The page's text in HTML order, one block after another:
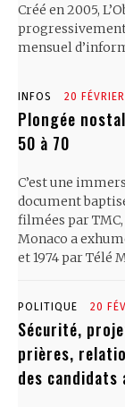
Créé en 2005,
mensuel
INFOS 20
Plongée
50 à 70
C’est une
document
filmées par
Monaco a
et 1974 par Télé
POLITIQUE 20
Sécurité,
prières,
des candidats